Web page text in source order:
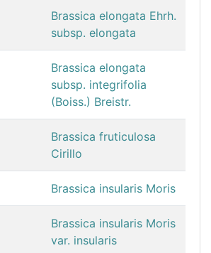
Brassica elongata Ehrh.
subsp. elongata
Brassica elongata
subsp. integrifolia
(Boiss.) Breistr.
Brassica fruticulosa
Cirillo
Brassica insularis Moris
Brassica insularis Moris
var. insularis